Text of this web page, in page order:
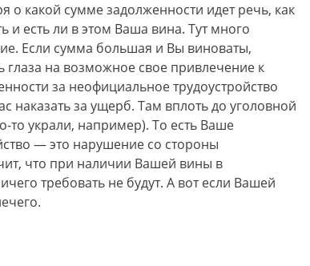
о какой сумме задолженности идет речь, как
и есть ли в этом Ваша вина. Тут много
Если сумма большая и Вы виноваты,
глаза на возможное свое привлечение к
за неофициальное трудоустройство
наказать за ущерб. Там вплоть до уголовной
то украли, например). То есть Ваше
— это нарушение со стороны
что при наличии Вашей вины в
требовать не будут. А вот если Вашей